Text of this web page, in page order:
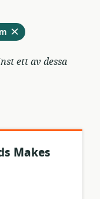
från
aktuella
filter
ett av dessa
Makes